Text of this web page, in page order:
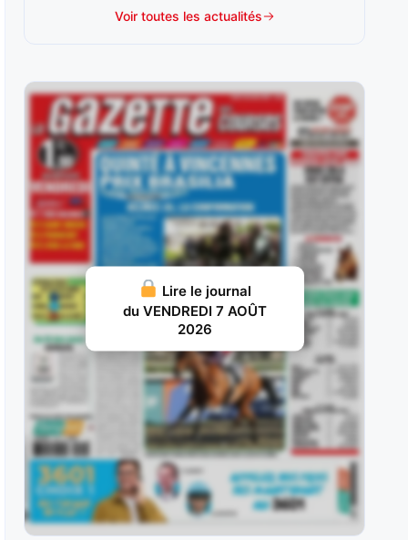
Mister Chang : Révélé d’emblée à ce niveau à 3
JUILLET 31, 2026 20
Nelliedonado : Programmée pour les handicaps,
elle a débuté par une probante
JUILLET 29, 2026 19
Ram Sea : Acheté aux ventes au prix fort en vue
d’une carrière
JUILLET 28, 2026 18
Ivrig Viking : Vainqueur de semi-classique sous
la selle pour le compte de
JUILLET 26, 2026 16
Vol d’Argent : Façonné pour les handicaps, il y a
JUILLET 25, 2026 15
Britania : Deuxième d’un maiden à La Teste puis
lauréate d’une classe
JUILLET 22, 2026 19
Voir toutes les actualités
Lire le journal
du VENDREDI 7 AOÛT
2026